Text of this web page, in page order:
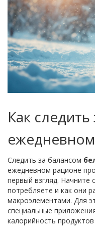
Как
Следить за балансом
ежедневном рационе
первый взгляд. Начните
потребляете и как они
макроэлементами. Для
специальные
калорийность